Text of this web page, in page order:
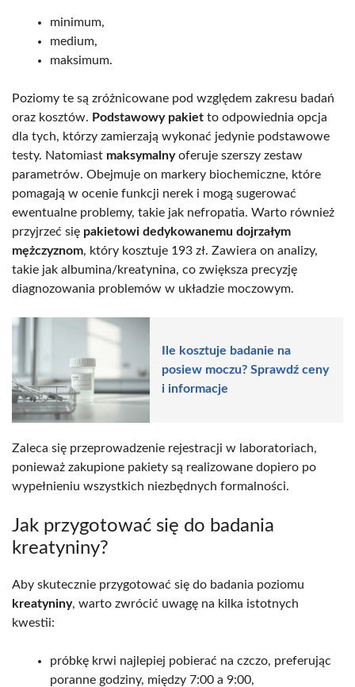
minimum,
medium,
maksimum.
Poziomy te są zróżnicowane pod względem zakresu badań
oraz kosztów. Podstawowy pakiet to odpowiednia opcja
dla tych, którzy zamierzają wykonać jedynie podstawowe
testy. Natomiast maksymalnyoferuje szerszy zestaw
parametrów. Obejmuje on markery biochemiczne, które
pomagają w ocenie funkcji nerek i mogą sugerować
ewentualne problemy, takie jak nefropatia. Warto również
przyjrzeć się pakietowi dedykowanemu dojrzałym
mężczyznom, który kosztuje 193 zł. Zawiera on analizy,
takie jak albumina/kreatynina, co zwiększa precyzję
diagnozowania problemów w układzie moczowym.
Ile kosztuje badanie na
posiew moczu? Sprawdź ceny
i informacje
Zaleca się przeprowadzenie rejestracji w laboratoriach,
ponieważ zakupione pakiety są realizowane dopiero po
wypełnieniu wszystkich niezbędnych formalności.
Jak przygotować się do badania
kreatyniny?
Aby skutecznie przygotować się do badania poziomu
kreatyniny, warto zwrócić uwagę na kilka istotnych
kwestii:
próbkę krwi najlepiej pobierać na czczo, preferując
poranne godziny, między 7:00 a 9:00,